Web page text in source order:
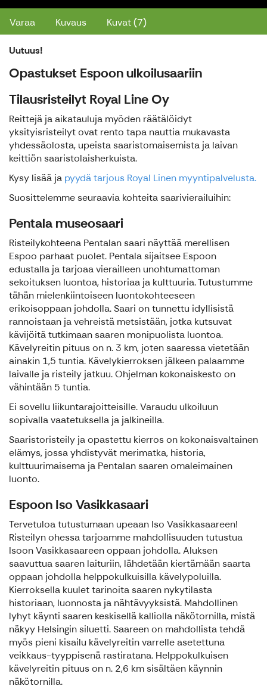
Varaa Kuvaus Kuvat (7)
Uutuus!
Opastukset Espoon ulkoilusaariin
Tilausristeilyt Royal Line Oy
Reittejä ja aikatauluja myöden räätälöidyt
yksityisristeilyt ovat rento tapa nauttia mukavasta
yhdessäolosta, upeista saaristomaisemista ja laivan
keittiön saaristolaisherkuista.
Kysy lisää ja pyydä tarjous Royal Linen myyntipalvelusta.
Suosittelemme seuraavia kohteita saarivierailuihin:
Pentala museosaari
Risteilykohteena Pentalan saari näyttää merellisen
Espoo parhaat puolet. Pentala sijaitsee Espoon
edustalla ja tarjoaa vierailleen unohtumattoman
sekoituksen luontoa, historiaa ja kulttuuria. Tutustumme
tähän mielenkiintoiseen luontokohteeseen
erikoisoppaan johdolla. Saari on tunnettu idyllisistä
rannoistaan ja vehreistä metsistään, jotka kutsuvat
kävijöitä tutkimaan saaren monipuolista luontoa.
Kävelyreitin pituus on n. 3 km, joten saaressa vietetään
ainakin 1,5 tuntia. Kävelykierroksen jälkeen palaamme
laivalle ja risteily jatkuu. Ohjelman kokonaiskesto on
vähintään 5 tuntia.
Ei sovellu liikuntarajoitteisille. Varaudu ulkoiluun
sopivalla vaatetuksella ja jalkineilla.
Saaristoristeily ja opastettu kierros on kokonaisvaltainen
elämys, jossa yhdistyvät merimatka, historia,
kulttuurimaisema ja Pentalan saaren omaleimainen
luonto.
Espoon Iso Vasikkasaari
Tervetuloa tutustumaan upeaan Iso Vasikkasaareen!
Risteilyn ohessa tarjoamme mahdollisuuden tutustua
Isoon Vasikkasaareen oppaan johdolla. Aluksen
saavuttua saaren laituriin, lähdetään kiertämään saarta
oppaan johdolla helppokulkuisilla kävelypoluilla.
Kierroksella kuulet tarinoita saaren nykytilasta
historiaan, luonnosta ja nähtävyyksistä. Mahdollinen
lyhyt käynti saaren keskisellä kalliolla näkötornilla, mistä
näkyy Helsingin siluetti. Saareen on mahdollista tehdä
myös pieni kisailu kävelyreitin varrelle asetettuna
veikkaus-tyyppisenä rastiratana. Helppokulkuisen
kävelyreitin pituus on n. 2,6 km sisältäen käynnin
näkötornilla.